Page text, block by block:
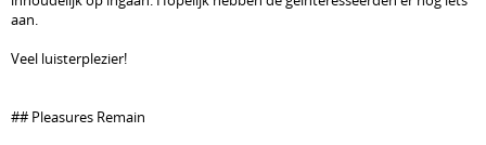
aan.
Veel luisterplezier!
## Pleasures Remain